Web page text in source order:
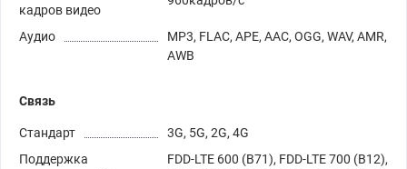
кадров видео
Аудио
MP3, FLAC, APE, AAC, OGG, WAV, AMR,
AWB
Связь
Стандарт
3G, 5G, 2G, 4G
Поддержка
FDD-LTE 600 (B71), FDD-LTE 700 (B12),